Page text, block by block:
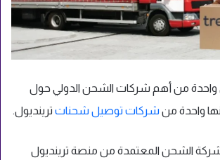
من أهم شركات الشحن الدولي حول
واحدة من شركات توصيل شحنات ترينديول.
الشحن المعتمدة من منصة ترينديول